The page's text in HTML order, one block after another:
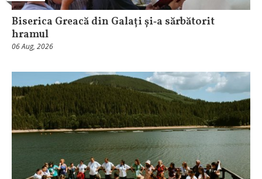
Biserica Greacă din Galați și‑a sărbătorit
hramul
06 Aug, 2026